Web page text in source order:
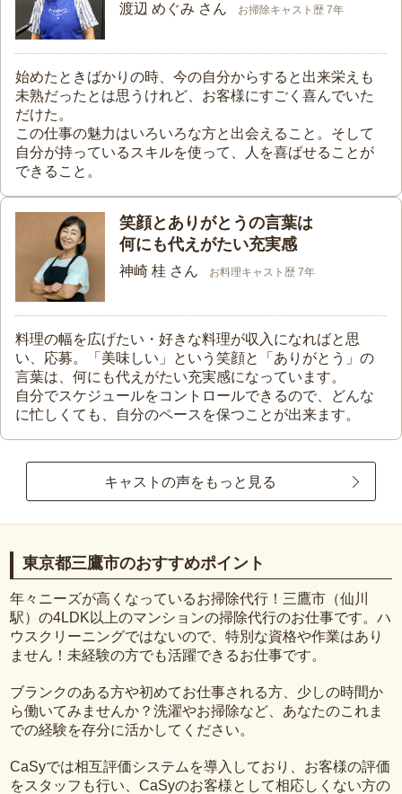
渡辺 めぐみ さん お掃除キャスト歴 7年
始めたときばかりの時、今の自分からすると出来栄えも
未熟だったとは思うけれど、お客様にすごく喜んでいた
だけた。
この仕事の魅力はいろいろな方と出会えること。そして
自分が持っているスキルを使って、人を喜ばせることが
できること。
笑顔とありがとうの言葉は
何にも代えがたい充実感
神崎 桂 さん お料理キャスト歴 7年
料理の幅を広げたい・好きな料理が収入になればと思
い、応募。「美味しい」という笑顔と「ありがとう」の
言葉は、何にも代えがたい充実感になっています。
自分でスケジュールをコントロールできるので、どんな
に忙しくても、自分のペースを保つことが出来ます。
キャストの声をもっと見る
東京都三鷹市のおすすめポイント
年々ニーズが高くなっているお掃除代行！三鷹市（仙川
駅）の4LDK以上のマンションの掃除代行のお仕事です。ハ
ウスクリーニングではないので、特別な資格や作業はあり
ません！未経験の方でも活躍できるお仕事です。
ブランクのある方や初めてお仕事される方、少しの時間か
ら働いてみませんか？洗濯やお掃除など、あなたのこれま
での経験を存分に活かしてください。
CaSyでは相互評価システムを導入しており、お客様の評価
をスタッフも行い、CaSyのお客様として相応しくない方の